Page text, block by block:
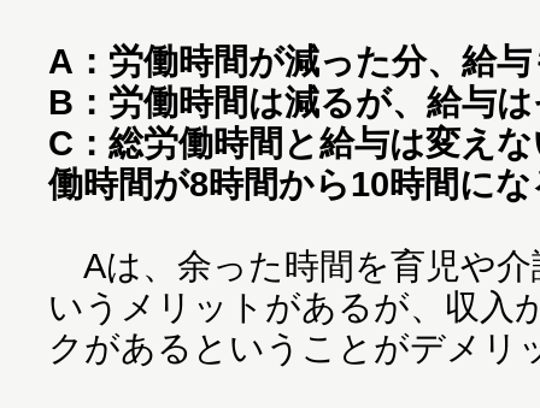
A：労働時間が減った分、給
B：労働時間は減るが、給与
C：総労働時間と給与は変え
働時間が8時間から10時間に
Aは、余った時間を育児や
いうメリットがあるが、収入
クがあるということがデメリ